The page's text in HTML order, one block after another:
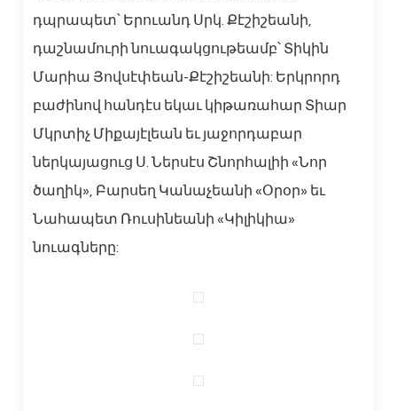
դպրապետ՝ Երուանդ Սրկ. Քէշիշեանի,
դաշնամուրի նուագակցութեամբ՝ Տիկին
Մարիա Յովսէփեան-Քէշիշեանի: Երկրորդ
բաժինով հանդէս եկաւ կիթառահար Տիար
Մկրտիչ Միքայէլեան եւ յաջորդաբար
ներկայացուց Ս. Ներսէս Շնորհալիի «Նոր
ծաղիկ», Բարսեղ Կանաչեանի «Օրօր» եւ
Նահապետ Ռուսինեանի «Կիլիկիա»
նուագները: